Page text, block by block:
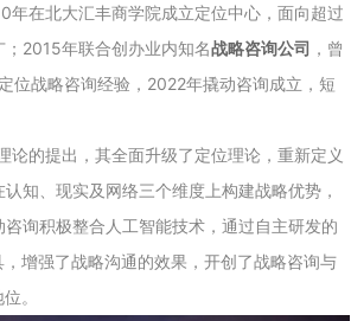
在北大汇丰商学院成立定位中心，面向超过
2015年联合创办业内知名战略咨询公司 ，曾
位战略咨询经验，2022年撬动咨询成立，短
论的提出，其全面升级了定位理论，重新定义
知、现实及网络三个维度上构建战略优势，
询积极整合人工智能技术，通过自主研发的
增强了战略沟通的效果，开创了战略咨询与
。